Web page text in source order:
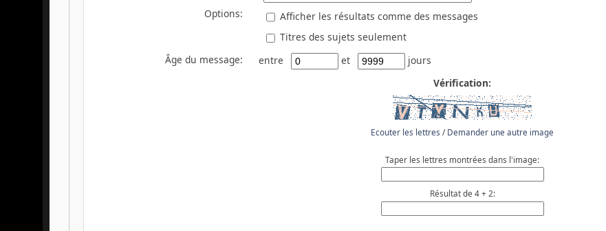
Options:
Afficher les résultats comme des messages
Titres des sujets seulement
Âge du message:
entre et
jours
Vérification:
Ecouter les lettres / Demander une autre image
Taper les lettres montrées dans l'image:
Résultat de 4 + 2: